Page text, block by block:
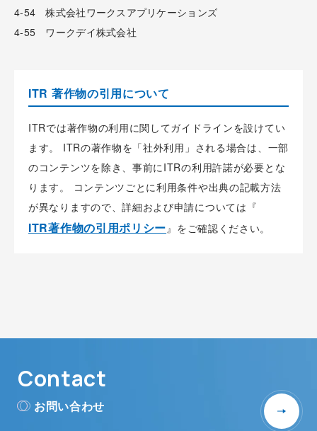
4-54 株式会社ワークスアプリケーションズ
4-55 ワークデイ株式会社
ITR 著作物の引用について
ITRでは著作物の利用に関してガイドラインを設けてい
ます。 ITRの著作物を「社外利用」される場合は、一部
のコンテンツを除き、事前にITRの利用許諾が必要とな
ります。 コンテンツごとに利用条件や出典の記載方法
が異なりますので、詳細および申請については『
ITR著作物の引用ポリシー 』をご確認ください。
Contact
お問い合わせ